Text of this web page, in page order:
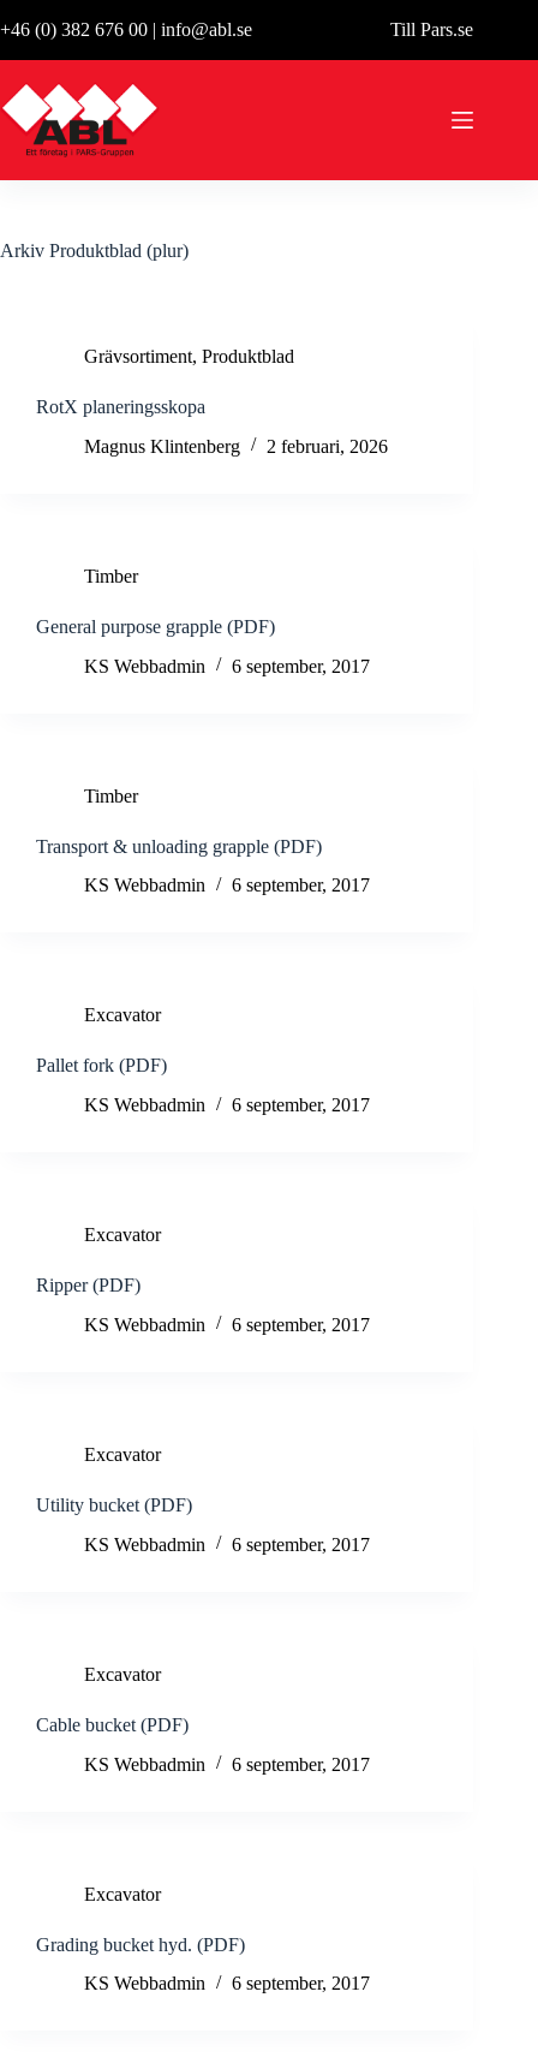
till
+46 (0) 382 676 00 | info@abl.se Till Pars.se
Arkiv Produktblad (plur)
Grävsortiment, Produktblad
RotX planeringsskopa
Magnus Klintenberg
2 februari, 2026
Timber
General purpose grapple (PDF)
KS Webbadmin
6 september, 2017
Timber
Transport & unloading grapple (PDF)
KS Webbadmin
6 september, 2017
Excavator
Pallet fork (PDF)
KS Webbadmin
6 september, 2017
Excavator
Ripper (PDF)
KS Webbadmin
6 september, 2017
Excavator
Utility bucket (PDF)
KS Webbadmin
6 september, 2017
Excavator
Cable bucket (PDF)
KS Webbadmin
6 september, 2017
Excavator
Grading bucket hyd. (PDF)
KS Webbadmin
6 september, 2017